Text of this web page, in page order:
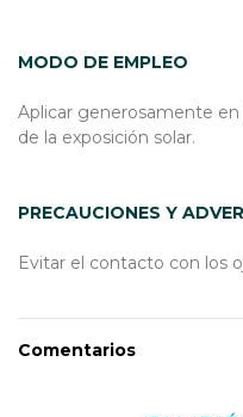
MODO DE EMPLEO
Aplicar generosamente
de la exposición solar.
PRECAUCIONES Y
Evitar el contacto con los
Comentarios